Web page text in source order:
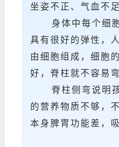
坐姿不正、气血不
身体中每个细胞
具有很好的弹性，
由细胞组成，细胞
好，脊柱就不容易弯
脊柱侧弯说明孩
的营养物质不够，
本身脾胃功能差，